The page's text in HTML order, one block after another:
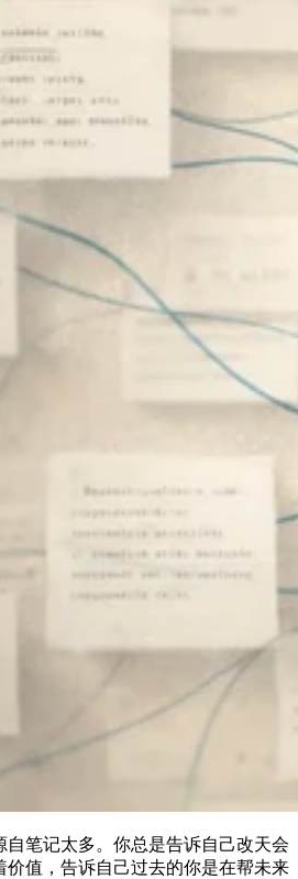
笔记太多。你总是告诉自己改天会
价值，告诉自己过去的你是在帮未来